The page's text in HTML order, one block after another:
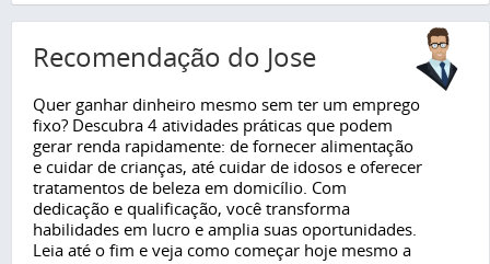
Recomendação do Jose
Quer ganhar dinheiro mesmo sem ter um emprego
fixo? Descubra 4 atividades práticas que podem
gerar renda rapidamente: de fornecer alimentação
e cuidar de crianças, até cuidar de idosos e oferecer
tratamentos de beleza em domicílio. Com
dedicação e qualificação, você transforma
habilidades em lucro e amplia suas oportunidades.
Leia até o fim e veja como começar hoje mesmo a